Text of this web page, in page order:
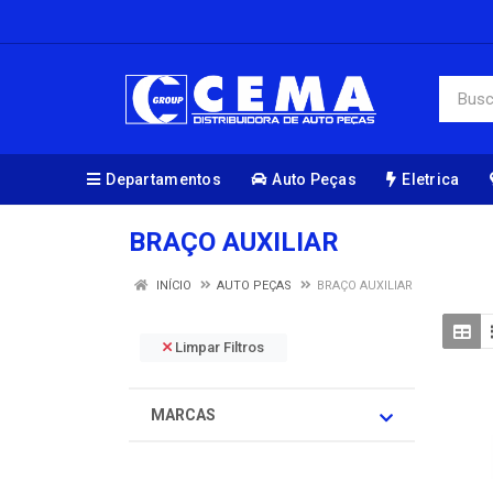
Departamentos Auto Peças Eletrica
BRAÇO AUXILIAR
INÍCIO AUTO PEÇAS BRAÇO AUXILIAR
Limpar Filtros
MARCAS